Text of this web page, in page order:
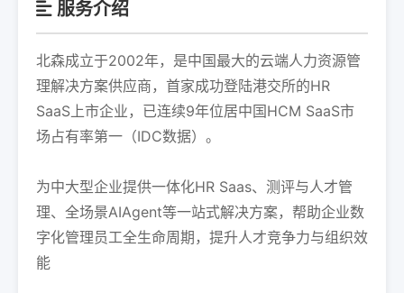
服务介绍
北森成立于2002年，是中国最大的云端人力资源管
理解决方案供应商，首家成功登陆港交所的HR
SaaS上市企业，已连续9年位居中国HCM SaaS市
场占有率第一（IDC数据）。
为中大型企业提供一体化HR Saas、测评与人才管
理、全场景AIAgent等一站式解决方案，帮助企业数
字化管理员工全生命周期，提升人才竞争力与组织效
能